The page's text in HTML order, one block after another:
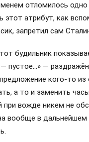
отломилось одно
этот атрибут, как
запретил сам
будильник
пустое…» —
кого-то из
а то и заменить
при вожде никем не
вообще в дальнейшем